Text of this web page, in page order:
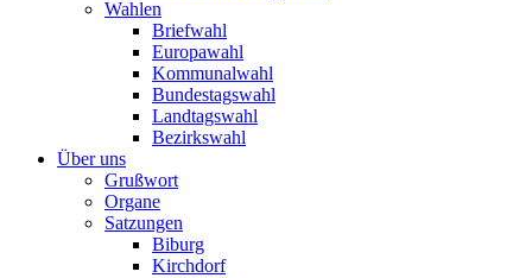
Wahlen
Briefwahl
Europawahl
Kommunalwahl
Bundestagswahl
Landtagswahl
Bezirkswahl
Über uns
Grußwort
Organe
Satzungen
Biburg
Kirchdorf